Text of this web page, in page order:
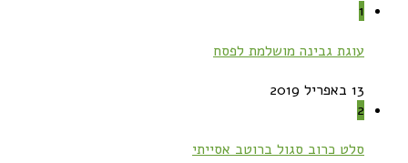
1
עוגת גבינה מושלמת לפסח
13 באפריל 2019
2
סלט כרוב סגול ברוטב אסייתי